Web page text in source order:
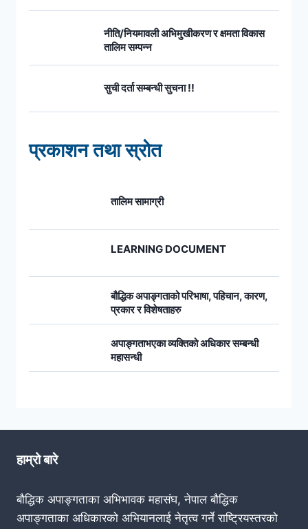
नीति/नियमावली अभिमुखीकरण र क्षमता विकास
तालिम सम्पन्न
सुची दर्ता सम्बन्धी सुचना !!
प्रकाशन तथा स्रोत
तालिम सामाग्री
LEARNING DOCUMENT
बौद्धिक अपाङ्गताको परिभाषा, पहिचान, कारण,
प्रकार र विशेषताहरु
अपाङ्गताभएका व्यक्तिको अधिकार सम्बन्धी
महासन्धी
हाम्रो बारे
बौद्धिक अपाङ्गताका अभिभावक महासंघ, नेपाल बौद्धिक
अपाङ्गताका अधिकारको अभियानलाई नेतृत्व गर्ने राष्ट्रियस्तरको